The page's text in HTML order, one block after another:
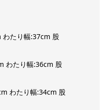
わたり幅:37cm 股
わたり幅:36cm 股
わたり幅:34cm 股